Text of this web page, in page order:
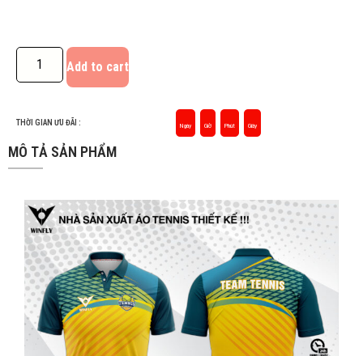
Add to cart
THỜI GIAN ƯU ĐÃI : Ngày Giờ Phút Giây
MÔ TẢ SẢN PHẨM